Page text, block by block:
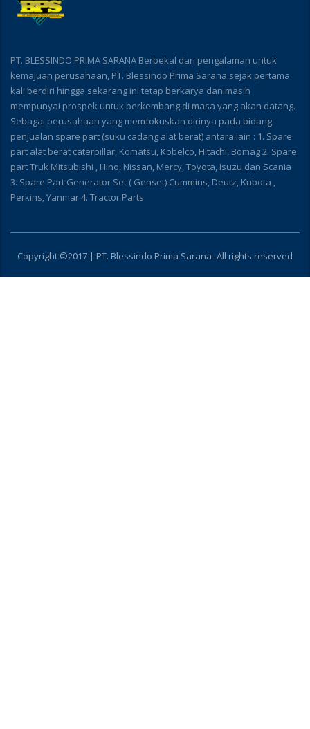
PT. BLESSINDO PRIMA SARANA Berbekal dari pengalaman untuk
kemajuan perusahaan, PT. Blessindo Prima Sarana sejak pertama
kali berdiri hingga sekarang ini tetap berkarya dan masih
mempunyai prospek untuk berkembang di masa yang akan datang.
Sebagai perusahaan yang memfokuskan dirinya pada bidang
penjualan spare part (suku cadang alat berat) antara lain : 1. Spare
part alat berat caterpillar, Komatsu, Kobelco, Hitachi, Bomag 2. Spare
part Truk Mitsubishi , Hino, Nissan, Mercy, Toyota, Isuzu dan Scania
3. Spare Part Generator Set ( Genset) Cummins, Deutz, Kubota ,
Perkins, Yanmar 4. Tractor Parts
Copyright ©2017 | PT. Blessindo Prima Sarana -All rights reserved